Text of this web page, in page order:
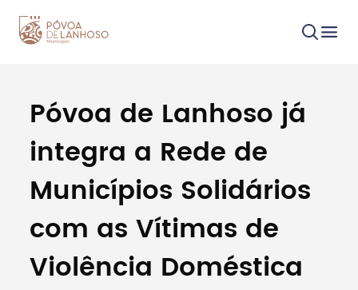
Procurar
Tipo de conteúdo
Póvoa de Lanhoso já
integra a Rede de
Municípios Solidários
com as Vítimas de
Violência Doméstica